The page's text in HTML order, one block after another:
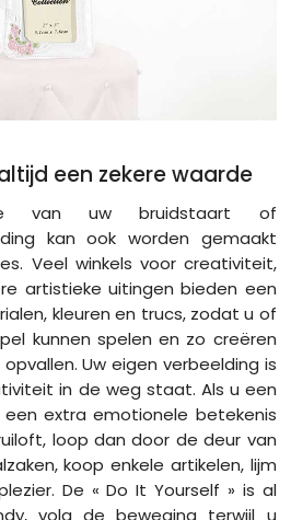
een zekere waarde
van uw bruidstaart of
kan ook worden gemaakt
Veel winkels voor creativiteit,
artistieke uitingen bieden een
kleuren en trucs, zodat u of
kunnen spelen en zo creëren
Uw eigen verbeelding is
in de weg staat. Als u een
extra emotionele betekenis
loop dan door de deur van
koop enkele artikelen, lijm
De « Do It Yourself » is al
volg de beweging terwijl u